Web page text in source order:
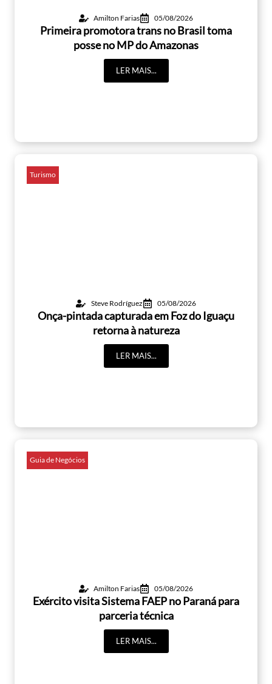
Amilton Farias 05/08/2026
Primeira promotora trans no Brasil toma
posse no MP do Amazonas
LER MAIS...
Turismo
Steve Rodríguez 05/08/2026
Onça-pintada capturada em Foz do Iguaçu
retorna à natureza
LER MAIS...
Guia de Negócios
Amilton Farias 05/08/2026
Exército visita Sistema FAEP no Paraná para
parceria técnica
LER MAIS...